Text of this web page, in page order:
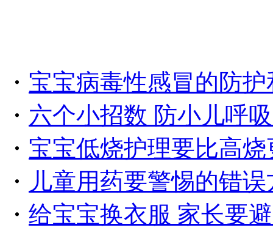
・ 宝宝病毒性感冒的防
・ 六个小招数 防小儿呼
・ 宝宝低烧护理要比高烧
・ 儿童用药要警惕的错误
・ 给宝宝换衣服 家长要